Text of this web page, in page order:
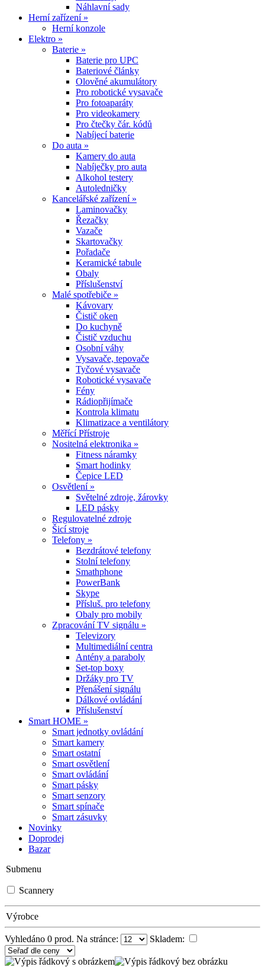
Náhlavní sady
Herní zařízení »
Herní konzole
Elektro »
Baterie »
Baterie pro UPC
Bateriové články
Olověné akumulátory
Pro robotické vysavače
Pro fotoaparáty
Pro videokamery
Pro čtečky čár. kódů
Nabíjecí baterie
Do auta »
Kamery do auta
Nabíječky pro auta
Alkohol testery
Autoledničky
Kancelářské zařízení »
Laminovačky
Řezačky
Vazače
Skartovačky
Pořadače
Keramické tabule
Obaly
Příslušenství
Malé spotřebiče »
Kávovary
Čistič oken
Do kuchyně
Čistič vzduchu
Osobní váhy
Vysavače, tepovače
Tyčové vysavače
Robotické vysavače
Fény
Rádiopřijímače
Kontrola klimatu
Klimatizace a ventilátory
Měřící Přístroje
Nositelná elektronika »
Fitness náramky
Smart hodinky
Čepice LED
Osvětlení »
Světelné zdroje, žárovky
LED pásky
Regulovatelné zdroje
Šicí stroje
Telefony »
Bezdrátové telefony
Stolní telefony
Smathphone
PowerBank
Skype
Přísluš. pro telefony
Obaly pro mobily
Zpracování TV signálu »
Televizory
Multimediální centra
Antény a paraboly
Set-top boxy
Držáky pro TV
Přenášení signálu
Dálkové ovládání
Příslušenství
Smart HOME »
Smart jednotky ovládání
Smart kamery
Smart ostatní
Smart osvětlení
Smart ovládání
Smart pásky
Smart senzory
Smart spínače
Smart zásuvky
Novinky
Doprodej
Bazar
Submenu
Scannery
Výrobce
Vyhledáno 0 prod. Na stránce: Skladem: